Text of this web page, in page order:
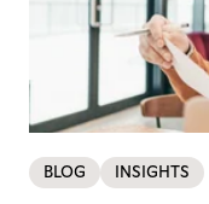
BLOG INSIGHTS